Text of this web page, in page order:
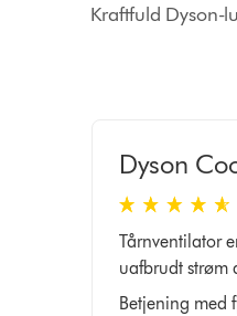
Kraftfuld Dyson-
Dyson
4.6 stjerner af 5
Tårnventilator
uafbrudt strøm
Betjening med